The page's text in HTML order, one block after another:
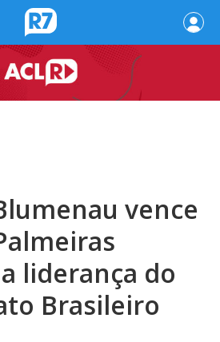
vence
liderança do
Brasileiro